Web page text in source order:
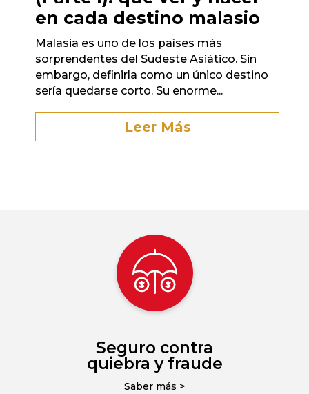
en cada destino malasio
Malasia es uno de los países más
sorprendentes del Sudeste Asiático. Sin
embargo, definirla como un único destino
sería quedarse corto. Su enorme...
Leer Más
Seguro contra
quiebra y fraude
Saber más >